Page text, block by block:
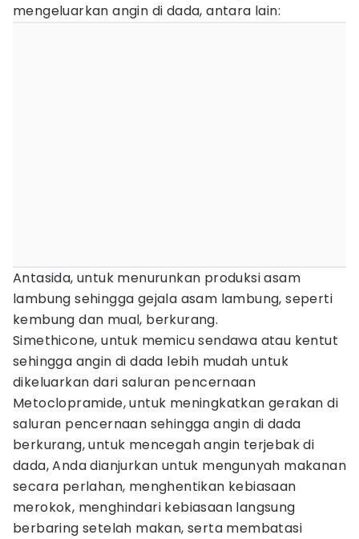
mengeluarkan angin di dada, antara lain:
Antasida, untuk menurunkan produksi asam
lambung sehingga gejala asam lambung, seperti
kembung dan mual, berkurang.
Simethicone, untuk memicu sendawa atau kentut
sehingga angin di dada lebih mudah untuk
dikeluarkan dari saluran pencernaan
Metoclopramide, untuk meningkatkan gerakan di
saluran pencernaan sehingga angin di dada
berkurang, untuk mencegah angin terjebak di
dada, Anda dianjurkan untuk mengunyah makanan
secara perlahan, menghentikan kebiasaan
merokok, menghindari kebiasaan langsung
berbaring setelah makan, serta membatasi